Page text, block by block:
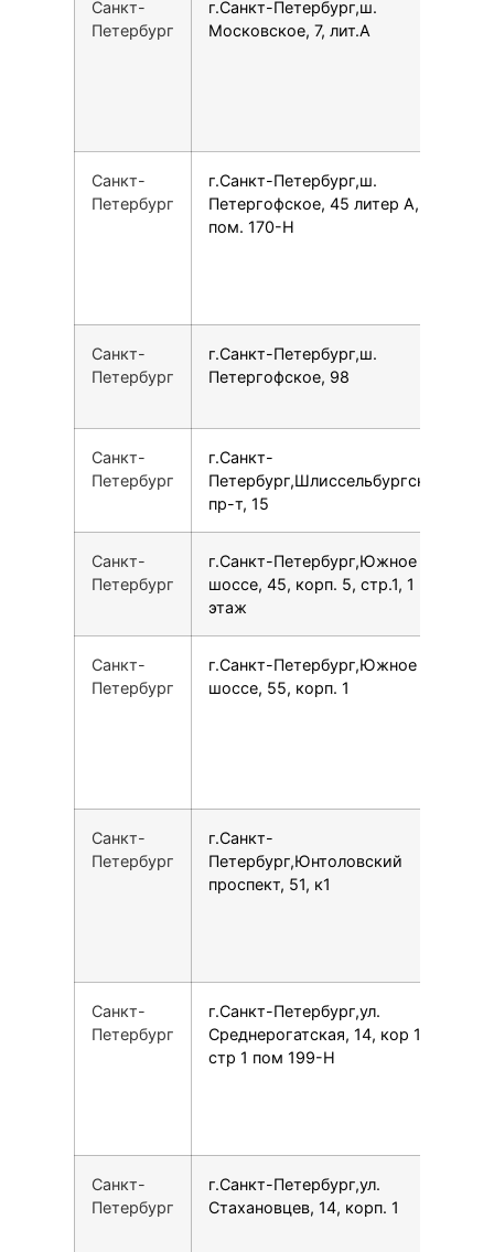
Санкт-
Петербург
г.Санкт-Петербург,ш.
Московское, 7, лит.А
Санкт-
Петербург
г.Санкт-Петербург,ш.
Петергофское, 45 литер А,
пом. 170-Н
Санкт-
Петербург
г.Санкт-Петербург,ш.
Петергофское, 98
Санкт-
Петербург
г.Санкт-
Петербург,Шлиссельбургский
пр-т, 15
Санкт-
Петербург
г.Санкт-Петербург,Южное
шоссе, 45, корп. 5, стр.1, 1
этаж
Санкт-
Петербург
г.Санкт-Петербург,Южное
шоссе, 55, корп. 1
Санкт-
Петербург
г.Санкт-
Петербург,Юнтоловский
проспект, 51, к1
Санкт-
Петербург
г.Санкт-Петербург,ул.
Среднерогатская, 14, кор 1
стр 1 пом 199-Н
Санкт-
Петербург
г.Санкт-Петербург,ул.
Стахановцев, 14, корп. 1